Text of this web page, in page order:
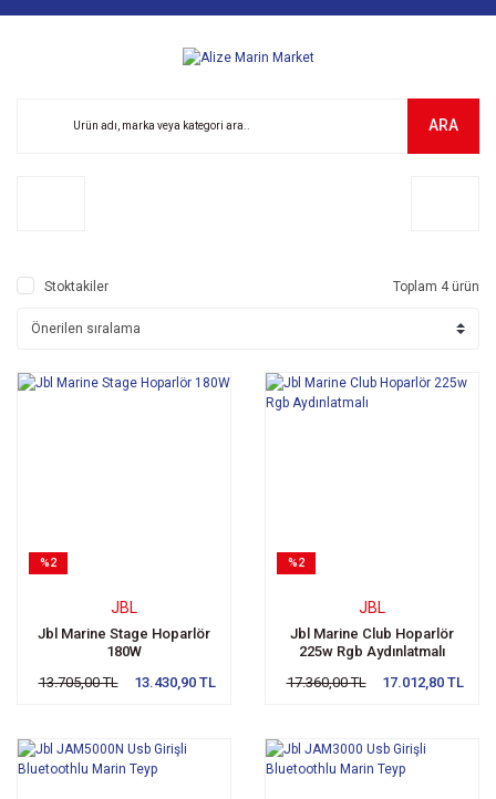
ARA
Stoktakiler Toplam 4 ürün
%2
JBL
Jbl Marine Stage Hoparlör
180W
13.705,00 TL
13.430,90 TL
%2
JBL
Jbl Marine Club Hoparlör
225w Rgb Aydınlatmalı
17.360,00 TL
17.012,80 TL